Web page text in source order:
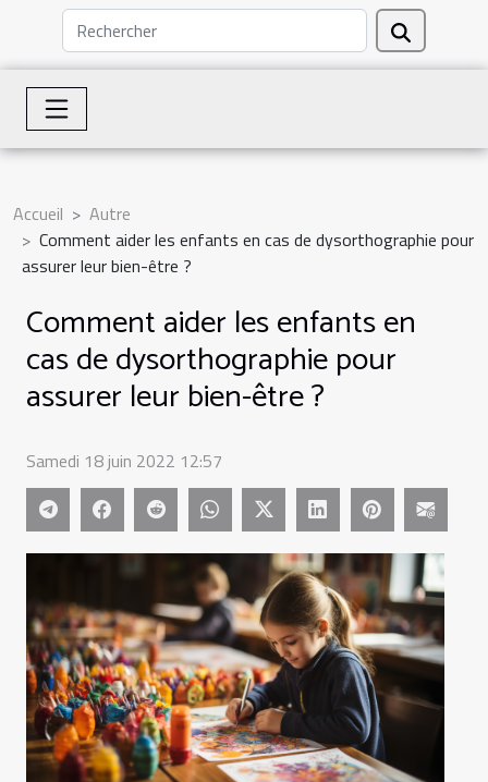
Accueil
Autre
Comment aider les enfants en cas de dysorthographie pour
assurer leur bien-être ?
Comment aider les enfants en
cas de dysorthographie pour
assurer leur bien-être ?
Samedi 18 juin 2022 12:57